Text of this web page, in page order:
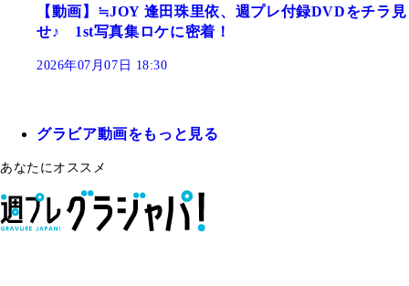
【動画】≒JOY 逢田珠里依、週プレ付録DVDをチラ見
せ♪ 1st写真集ロケに密着！
2026年07月07日 18:30
グラビア動画をもっと見る
あなたにオススメ